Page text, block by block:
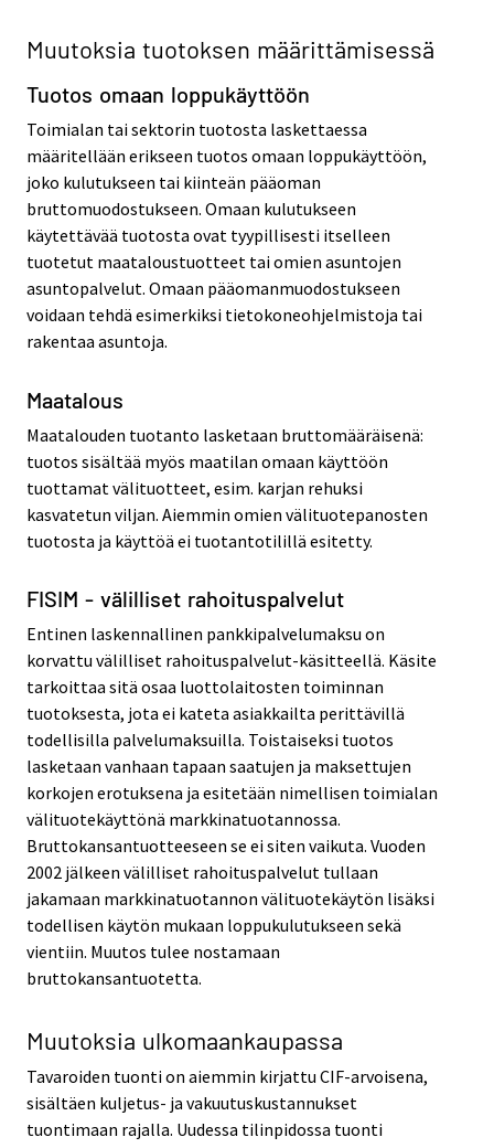
Muutoksia tuotoksen määrittämisessä
Tuotos omaan loppukäyttöön
Toimialan tai sektorin tuotosta laskettaessa
määritellään erikseen tuotos omaan loppukäyttöön,
joko kulutukseen tai kiinteän pääoman
bruttomuodostukseen. Omaan kulutukseen
käytettävää tuotosta ovat tyypillisesti itselleen
tuotetut maataloustuotteet tai omien asuntojen
asuntopalvelut. Omaan pääomanmuodostukseen
voidaan tehdä esimerkiksi tietokoneohjelmistoja tai
rakentaa asuntoja.
Maatalous
Maatalouden tuotanto lasketaan bruttomääräisenä:
tuotos sisältää myös maatilan omaan käyttöön
tuottamat välituotteet, esim. karjan rehuksi
kasvatetun viljan. Aiemmin omien välituotepanosten
tuotosta ja käyttöä ei tuotantotilillä esitetty.
FISIM - välilliset rahoituspalvelut
Entinen laskennallinen pankkipalvelumaksu on
korvattu välilliset rahoituspalvelut-käsitteellä. Käsite
tarkoittaa sitä osaa luottolaitosten toiminnan
tuotoksesta, jota ei kateta asiakkailta perittävillä
todellisilla palvelumaksuilla. Toistaiseksi tuotos
lasketaan vanhaan tapaan saatujen ja maksettujen
korkojen erotuksena ja esitetään nimellisen toimialan
välituotekäyttönä markkinatuotannossa.
Bruttokansantuotteeseen se ei siten vaikuta. Vuoden
2002 jälkeen välilliset rahoituspalvelut tullaan
jakamaan markkinatuotannon välituotekäytön lisäksi
todellisen käytön mukaan loppukulutukseen sekä
vientiin. Muutos tulee nostamaan
bruttokansantuotetta.
Muutoksia ulkomaankaupassa
Tavaroiden tuonti on aiemmin kirjattu CIF-arvoisena,
sisältäen kuljetus- ja vakuutuskustannukset
tuontimaan rajalla. Uudessa tilinpidossa tuonti